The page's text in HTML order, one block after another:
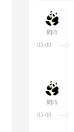
05-09
周吟
05-08
周吟